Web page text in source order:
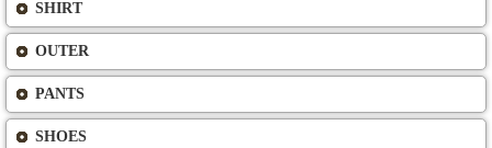
SHIRT
OUTER
PANTS
SHOES